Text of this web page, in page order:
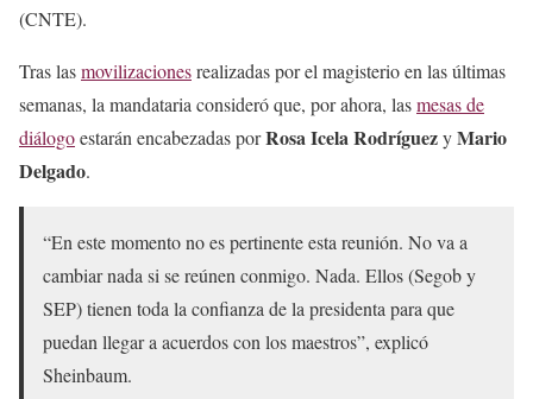
(CNTE).
Tras lasmovilizacionesrealizadas por el magisterio en las últimas
semanas, la mandataria consideró que, por ahora, lasmesas de
diálogoestarán encabezadas porRosa Icela RodríguezyMario
Delgado.
“En este momento no es pertinente esta reunión. No va a
cambiar nada si se reúnen conmigo. Nada. Ellos (Segob y
SEP) tienen toda la confianza de la presidenta para que
puedan llegar a acuerdos con los maestros”, explicó
Sheinbaum.